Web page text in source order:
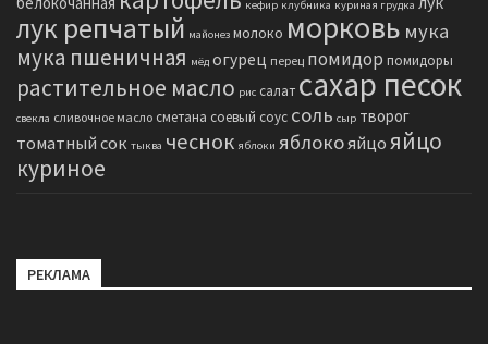
кефир клубника куриная грудка
лук репчатый майонез молоко морковь мука
мука пшеничная мёд огурец перец помидор помидоры
растительное масло рис салат сахар песок
свекла сливочное масло сметана соевый соус соль сыр творог
томатный сок тыква чеснок яблоки яблокояйцо яйцо
куриное
РЕКЛАМА